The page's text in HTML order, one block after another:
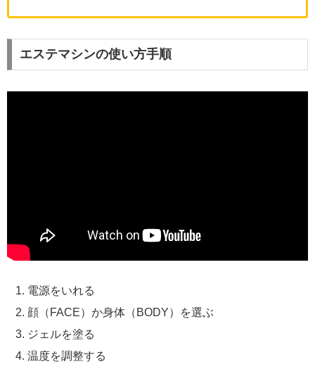
エステマシンの使い方手順
電源をいれる
顔（FACE）か身体（BODY）を選ぶ
ジェルを塗る
温度を調整する